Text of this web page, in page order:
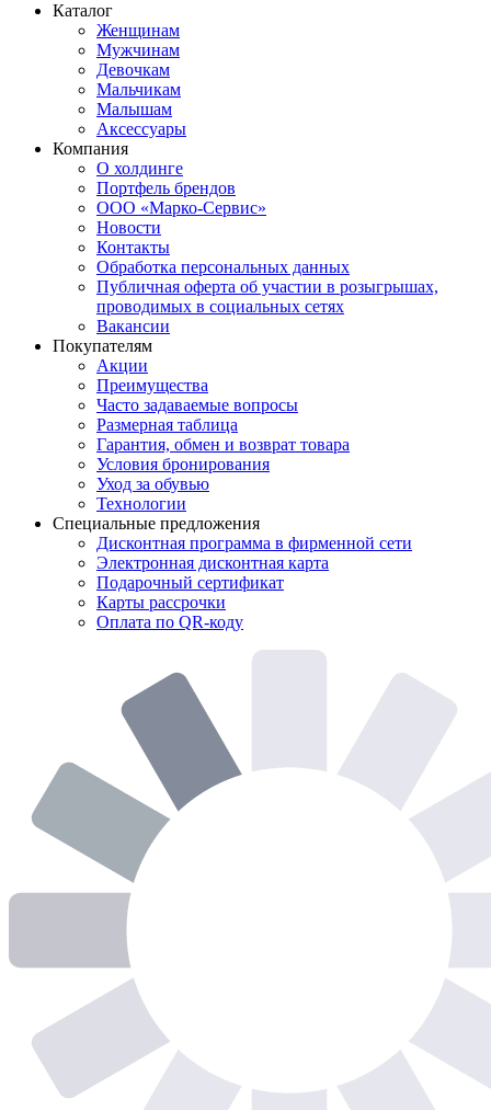
Каталог
Женщинам
Мужчинам
Девочкам
Мальчикам
Малышам
Аксессуары
Компания
О холдинге
Портфель брендов
ООО «Марко-Сервис»
Новости
Контакты
Обработка персональных данных
Публичная оферта об участии в розыгрышах,
проводимых в социальных сетях
Вакансии
Покупателям
Акции
Преимущества
Часто задаваемые вопросы
Размерная таблица
Гарантия, обмен и возврат товара
Условия бронирования
Уход за обувью
Технологии
Специальные предложения
Дисконтная программа в фирменной сети
Электронная дисконтная карта
Подарочный сертификат
Карты рассрочки
Оплата по QR-коду